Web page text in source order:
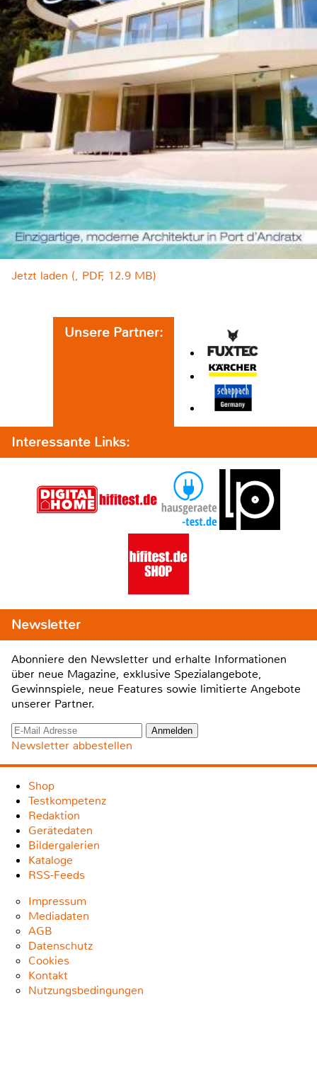
Jetzt laden (, PDF, 12.9 MB)
Unsere Partner:
Interessante Links:
Newsletter
Abonniere den Newsletter und erhalte Informationen
über neue Magazine, exklusive Spezialangebote,
Gewinnspiele, neue Features sowie limitierte Angebote
unserer Partner.
Newsletter abbestellen
Shop
Testkompetenz
Redaktion
Gerätedaten
Bildergalerien
Kataloge
RSS-Feeds
Impressum
Mediadaten
AGB
Datenschutz
Cookies
Kontakt
Nutzungsbedingungen